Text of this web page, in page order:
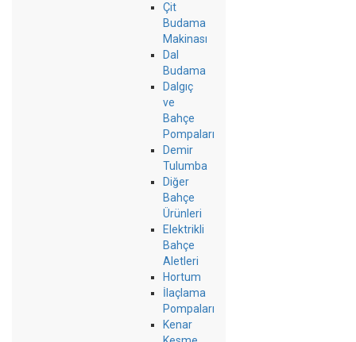
Çit
Budama
Makinası
Dal
Budama
Dalgıç
ve
Bahçe
Pompaları
Demir
Tulumba
Diğer
Bahçe
Ürünleri
Elektrikli
Bahçe
Aletleri
Hortum
İlaçlama
Pompaları
Kenar